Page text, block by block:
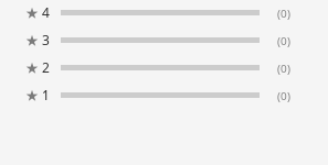
★ 4 (0)
★ 3 (0)
★ 2 (0)
★ 1 (0)